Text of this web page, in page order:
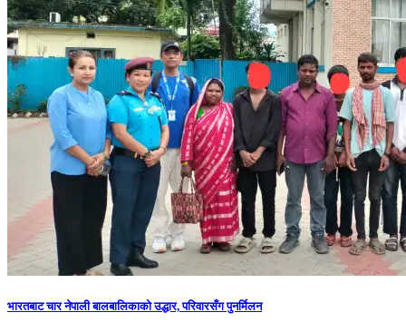
भारतबाट चार नेपाली बालबालिकाको उद्धार, परिवारसँग पुनर्मिलन